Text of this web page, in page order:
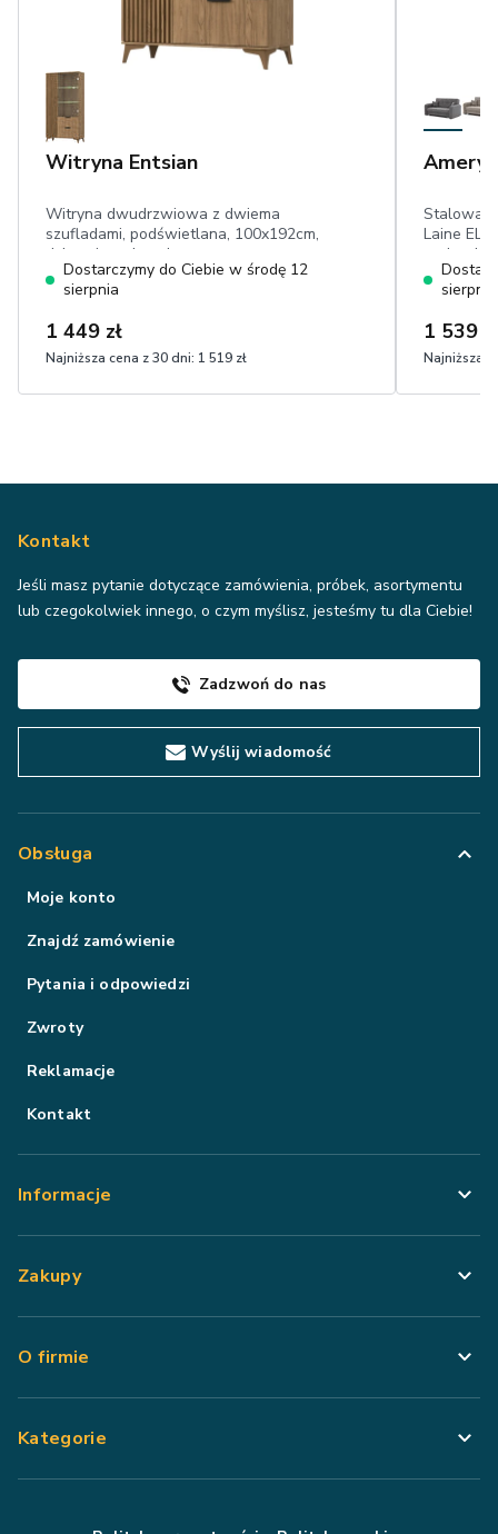
Witryna Entsian
Witryna dwudrzwiowa z dwiema
szufladami, podświetlana, 100x192cm,
dąb artisan, lamele
Dostarczymy do Ciebie w środę 12
sierpnia
1 449 zł
Najniższa cena z 30 dni: 1 519 zł
Stalowa
Laine
ścieranie
sierpnia
1 539
Najniższa
Kontakt
Jeśli masz pytanie dotyczące zamówienia, próbek, asortymentu
lub czegokolwiek innego, o czym myślisz, jesteśmy tu dla Ciebie!
Zadzwoń do nas
Wyślij wiadomość
Obsługa
Moje konto
Znajdź zamówienie
Pytania i odpowiedzi
Zwroty
Reklamacje
Kontakt
Informacje
Zakupy
O firmie
Kategorie